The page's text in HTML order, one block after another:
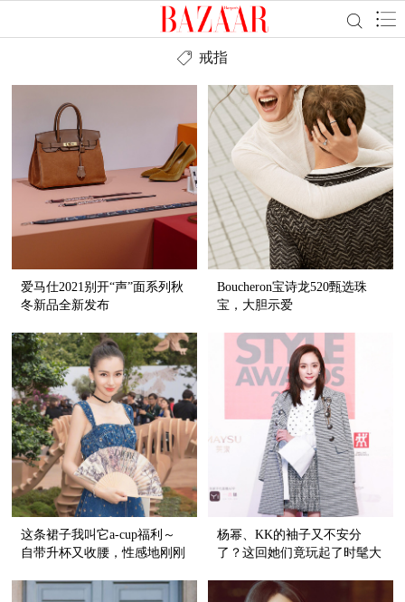
戒指
爱马仕2021别开“声”面系列秋
冬新品全新发布
Boucheron宝诗龙520甄选珠
宝，大胆示爱
这条裙子我叫它a-cup福利～
自带升杯又收腰，性感地刚刚
杨幂、KK的袖子又不安分
了？这回她们竟玩起了时髦大